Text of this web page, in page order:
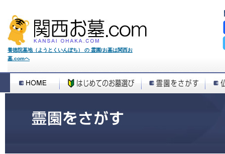
養徳院墓地（ようとくいんぼち） の 霊園/お墓は関西お
墓.comへ